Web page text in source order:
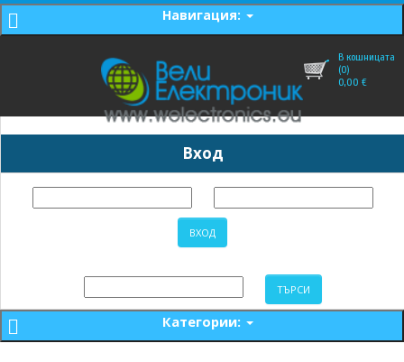
Навигация:
В кошницата
(0)
0,00 €
Вход
Категории: